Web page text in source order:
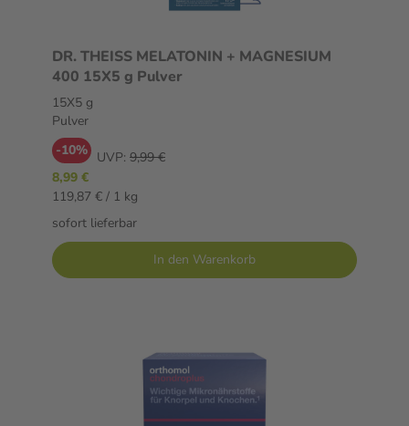
DR. THEISS MELATONIN + MAGNESIUM
400 15X5 g Pulver
15X5 g
Pulver
-10% UVP: 9,99 €
8,99 €
119,87 € / 1 kg
sofort lieferbar
In den Warenkorb